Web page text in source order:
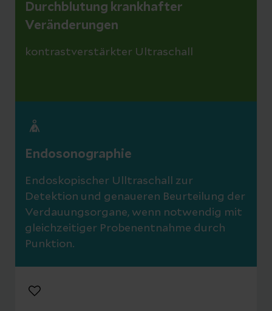
Durchblutung krankhafter
Veränderungen
kontrastverstärkter Ultraschall
Endosonographie
Endoskopischer Ulltraschall zur
Detektion und genaueren Beurteilung der
Verdauungsorgane, wenn notwendig mit
gleichzeitiger Probenentnahme durch
Punktion.